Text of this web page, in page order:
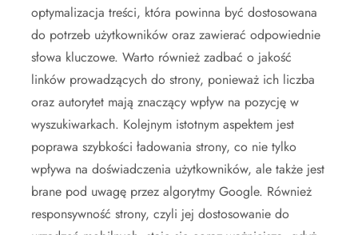
optymalizacja treści, która powinna być dostosowana
do potrzeb użytkowników oraz zawierać odpowiednie
słowa kluczowe. Warto również zadbać o jakość
linków prowadzących do strony, ponieważ ich liczba
oraz autorytet mają znaczący wpływ na pozycję w
wyszukiwarkach. Kolejnym istotnym aspektem jest
poprawa szybkości ładowania strony, co nie tylko
wpływa na doświadczenia użytkowników, ale także jest
brane pod uwagę przez algorytmy Google. Również
responsywność strony, czyli jej dostosowanie do